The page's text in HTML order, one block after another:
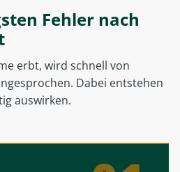
Fehler nach
erbt, wird schnell von
Dabei entstehen
auswirken.